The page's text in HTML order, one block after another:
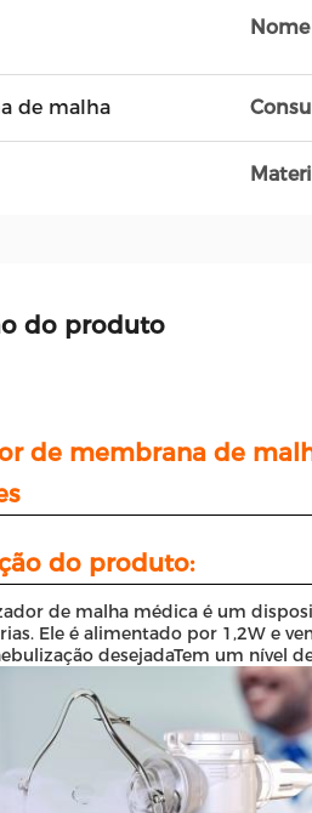
de malha
do produto
de membrana de
do produto:
de malha médica é um
Ele é alimentado por 1,2W e
desejadaTem um nível